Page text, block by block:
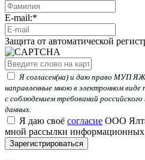
E-mail:*
Защита от автоматической
Я согласен(на) и даю право МУП
направленные мною в электронном виде
с соблюдением требований
данных.
Я даю своё согласие ООО
мной рассылки информационных